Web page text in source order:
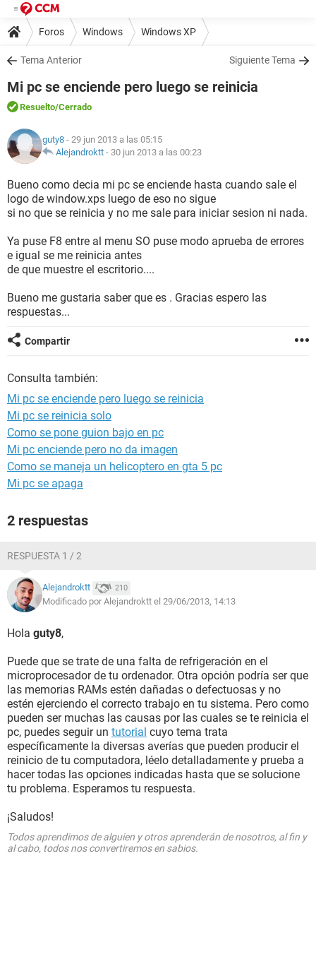
Foros Windows Windows XP
Tema Anterior Siguiente Tema
Mi pc se enciende pero luego se reinicia
Resuelto/Cerrado
guty8 - 29 jun 2013 a las 05:15
Alejandroktt - 30 jun 2013 a las 00:23
Bueno como decia mi pc se enciende hasta cuando sale el
logo de window.xps luego de eso no sigue
si no que se reinicia y no me sale para iniciar sesion ni nada.
Ya puse F8 entre al menu SO puse modo aprueba de errores
e igual se me reinicia antes
de que muestre el escritorio....
Bueno me gustaria saber que es . Gracias espero las
respuestas...
Compartir
Consulta también:
Mi pc se enciende pero luego se reinicia
Mi pc se reinicia solo
Como se pone guion bajo en pc
Mi pc enciende pero no da imagen
Como se maneja un helicoptero en gta 5 pc
Mi pc se apaga
2 respuestas
RESPUESTA 1 / 2
Alejandroktt 210
Modificado por Alejandroktt el 29/06/2013, 14:13
Hola guty8,
Puede que se trate de una falta de refrigeración en el
microprocesador de tu ordenador. Otra opción podría ser que
las memorias RAMs estén dañadas o defectuosas y no
estén ejerciendo el correcto trabajo en tu sistema. Pero como
pueden ser muchas las causas por las cuales se te reinicia el
pc, puedes seguir un tutorial cuyo tema trata
específicamente la diversas averías que pueden producir el
reinicio de tu computadora, léelo detalladamente y prueba a
hacer todas las opciones indicadas hasta que se solucione
tu problema. Esperamos tu respuesta.
¡Saludos!
Todos aprendimos de alguien y otros aprenderán de nosotros, al fin y
al cabo, todos nos convertiremos en sabios.